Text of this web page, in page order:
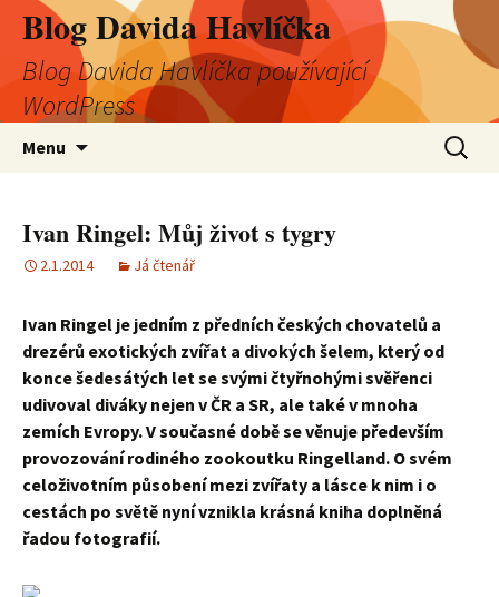
Blog Davida Havlíčka
Blog Davida Havlíčka používající
WordPress
Menu
Ivan Ringel: Můj život s tygry
2.1.2014 Já čtenář
Ivan Ringel je jedním z předních českých chovatelů a
drezérů exotických zvířat a divokých šelem, který od
konce šedesátých let se svými čtyřnohými svěřenci
udivoval diváky nejen v ČR a SR, ale také v mnoha
zemích Evropy. V současné době se věnuje především
provozování rodiného zookoutku Ringelland. O svém
celoživotním působení mezi zvířaty a lásce k nim i o
cestách po světě nyní vznikla krásná kniha doplněná
řadou fotografií.